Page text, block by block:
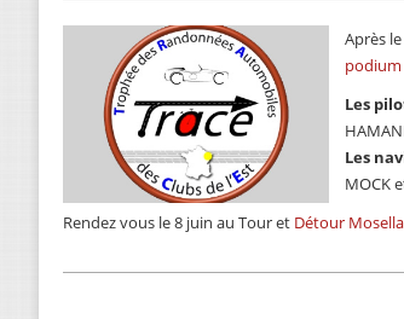
Après
podium
Les
Les
MOCK
Rendez vous le 8 juin au Tour et Détour